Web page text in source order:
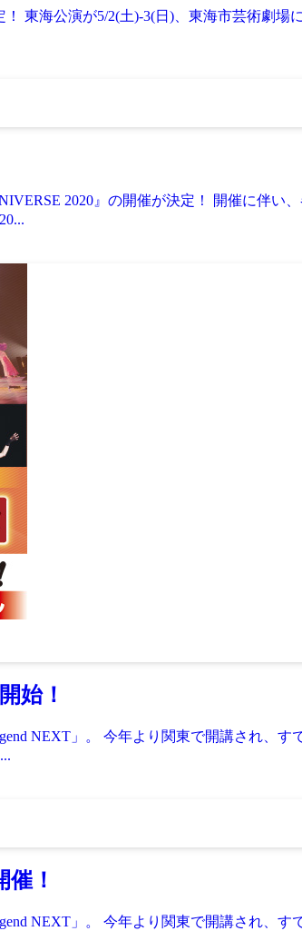
東海公演が5/2(土)-3(日)、東海市芸術劇場
2020』の開催が決定！ 開催に伴い
始！
NEXT」。 今年より関東で開講され、
！
NEXT」。 今年より関東で開講され、